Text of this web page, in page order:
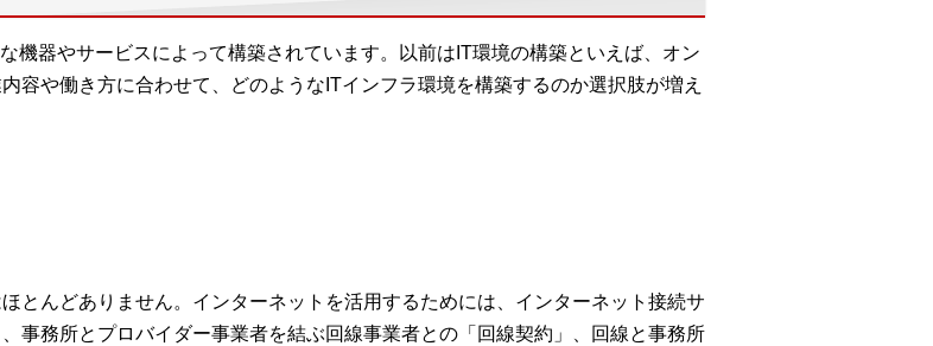
機器やサービスによって構築されています。以前はIT環境の構築といえば、オン
容や働き方に合わせて、どのようなITインフラ環境を構築するのか選択肢が増え
とんどありません。インターネットを活用するためには、インターネット接続サ
事務所とプロバイダー事業者を結ぶ回線事業者との「回線契約」、回線と事務所